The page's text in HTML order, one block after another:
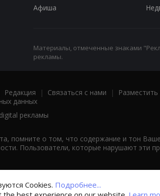
Афиша
Материалы, отмеченные знаками
рекламы.
Редакция | Связаться с нами |
данных
рекламы
помните о том, что содержание и тон
Пользователи, которые нарушают эти
Cookies. Подробнее...